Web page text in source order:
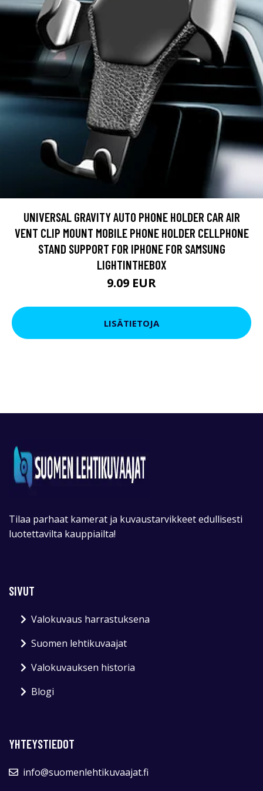
UNIVERSAL GRAVITY AUTO PHONE HOLDER CAR AIR
VENT CLIP MOUNT MOBILE PHONE HOLDER CELLPHONE
STAND SUPPORT FOR IPHONE FOR SAMSUNG
LIGHTINTHEBOX
9.09 EUR
LISÄTIETOJA
Tilaa parhaat kamerat ja kuvaustarvikkeet edullisesti
luotettavilta kauppiailta!
SIVUT
Valokuvaus harrastuksena
Suomen lehtikuvaajat
Valokuvauksen historia
Blogi
YHTEYSTIEDOT
info@suomenlehtikuvaajat.fi